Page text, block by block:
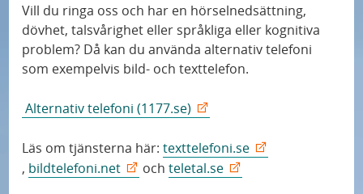
Vill du ringa oss och har en hörselnedsättning,
dövhet, talsvårighet eller språkliga eller kognitiva
problem? Då kan du använda alternativ telefoni
som exempelvis bild- och texttelefon.
Alternativ telefoni (1177.se)
Läs om tjänsterna här:texttelefoni.se
, bildtelefoni.net ochteletal.se